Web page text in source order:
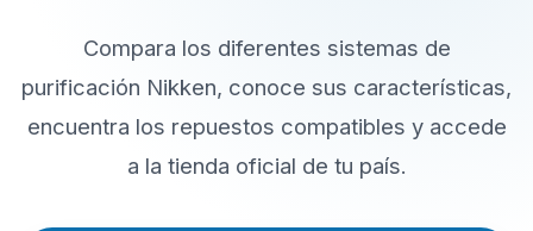
Compara los diferentes sistemas de
purificación Nikken, conoce sus características,
encuentra los repuestos compatibles y accede
a la tienda oficial de tu país.